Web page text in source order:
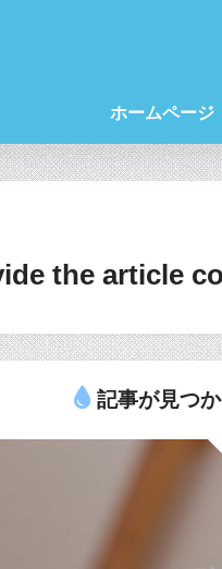
ホームページ
the article
記事が見つか